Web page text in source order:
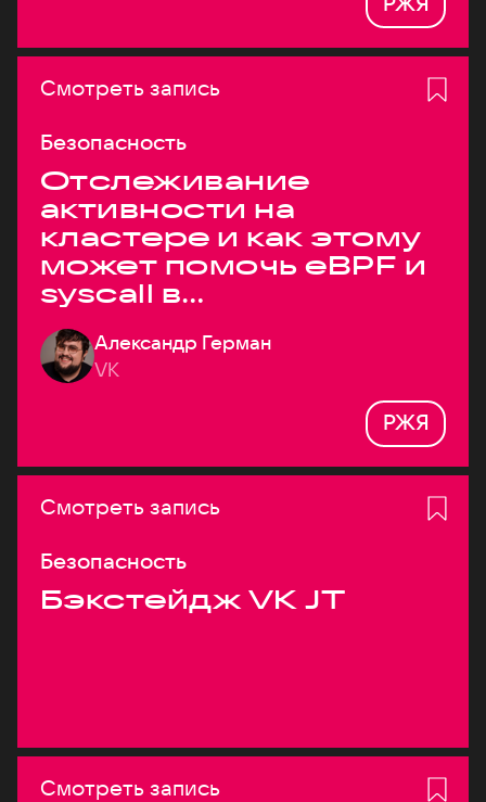
Смотреть запись
Безопасность
Отслеживание
активности на
кластере и как этому
может помочь eBPF и
syscall в
высоконагруженных
системах
Александр Герман
VK
РЖЯ
Смотреть запись
Безопасность
Бэкстейдж VK JT
Смотреть запись